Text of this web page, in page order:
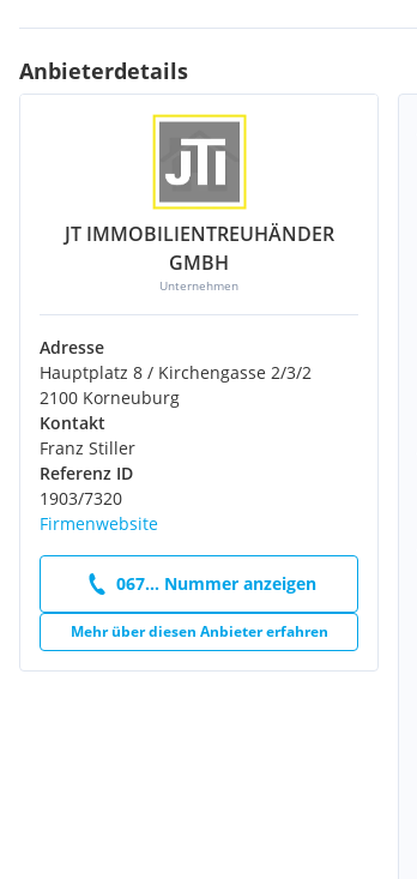
Anbieterdetails
JT IMMOBILIENTREUHÄNDER
GMBH
Unternehmen
Adresse
Hauptplatz 8 / Kirchengasse 2/3/2
2100 Korneuburg
Kontakt
Franz Stiller
Referenz ID
1903/7320
Firmenwebsite
067... Nummer anzeigen
Mehr über diesen Anbieter erfahren